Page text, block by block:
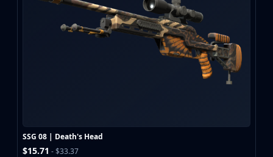
SSG 08 | Death's Head
$15.71 - $33.37